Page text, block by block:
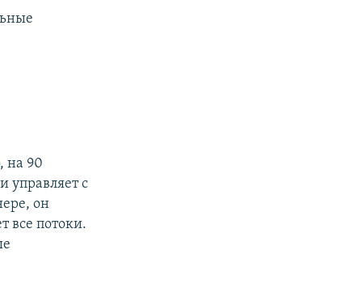
на 90
управляет с
он
все потоки.